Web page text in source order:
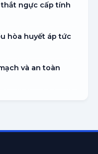
ngực cấp tính
hòa huyết áp tức
và an toàn